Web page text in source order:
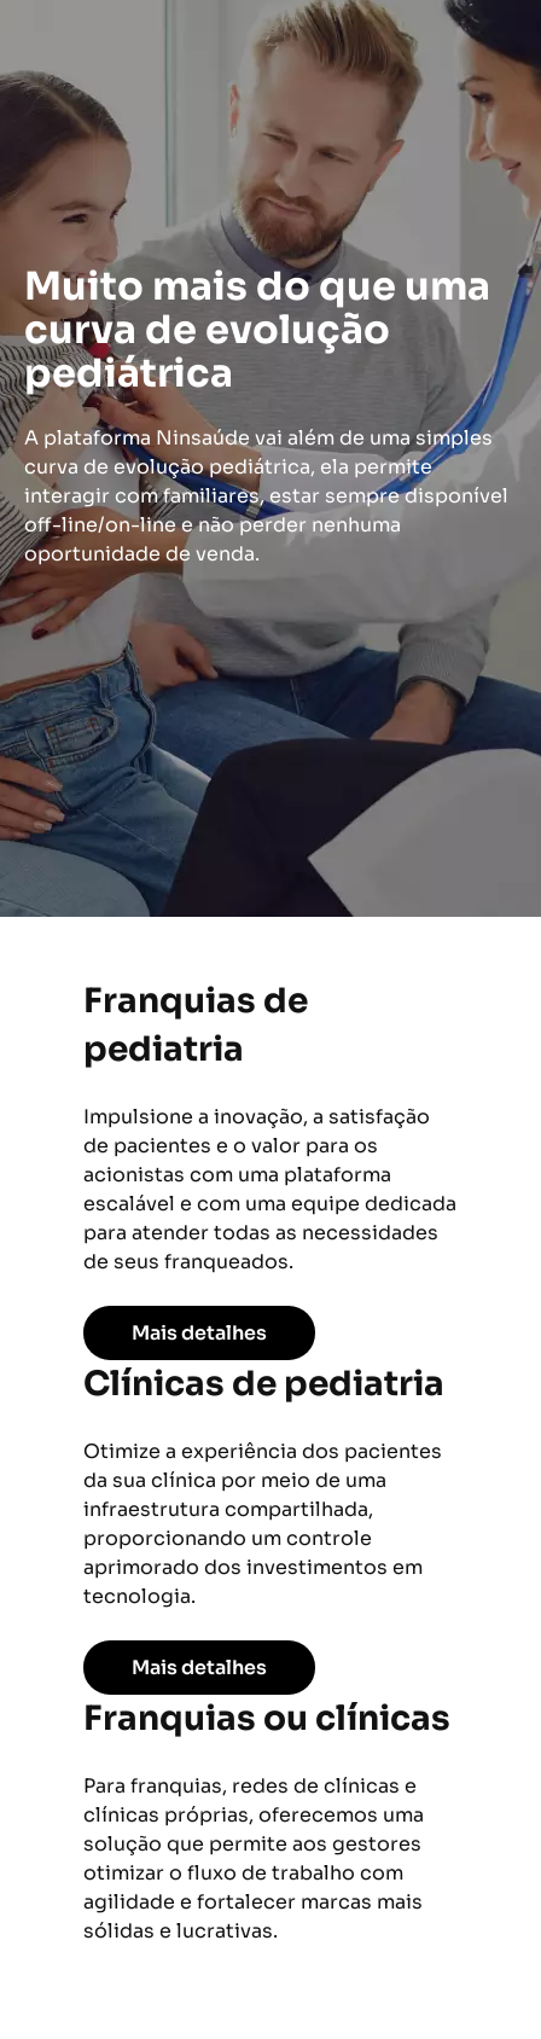
Muito mais do que uma
curva de evolução
pediátrica
A plataforma Ninsaúde vai além de uma simples
curva de evolução pediátrica, ela permite
interagir com familiares, estar sempre disponível
off-line/on-line e não perder nenhuma
oportunidade de venda.
Franquias de
pediatria
Impulsione a inovação, a satisfação
de pacientes e o valor para os
acionistas com uma plataforma
escalável e com uma equipe dedicada
para atender todas as necessidades
de seus franqueados.
Mais detalhes
Clínicas de pediatria
Otimize a experiência dos pacientes
da sua clínica por meio de uma
infraestrutura compartilhada,
proporcionando um controle
aprimorado dos investimentos em
tecnologia.
Mais detalhes
Franquias ou clínicas
Para franquias, redes de clínicas e
clínicas próprias, oferecemos uma
solução que permite aos gestores
otimizar o fluxo de trabalho com
agilidade e fortalecer marcas mais
sólidas e lucrativas.